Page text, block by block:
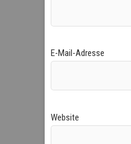
E-Mail-Adresse
Website